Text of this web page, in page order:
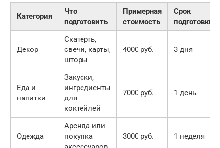
Категория
Что
подготовить
Примерная
стоимость
Срок
подготовки
Декор
Скатерть,
свечи, карты,
шторы
4000 руб. 3 дня
Еда и
напитки
Закуски,
ингредиенты
для
коктейлей
7000 руб. 1 день
Одежда
Аренда или
покупка
3000 руб. 1 неделя